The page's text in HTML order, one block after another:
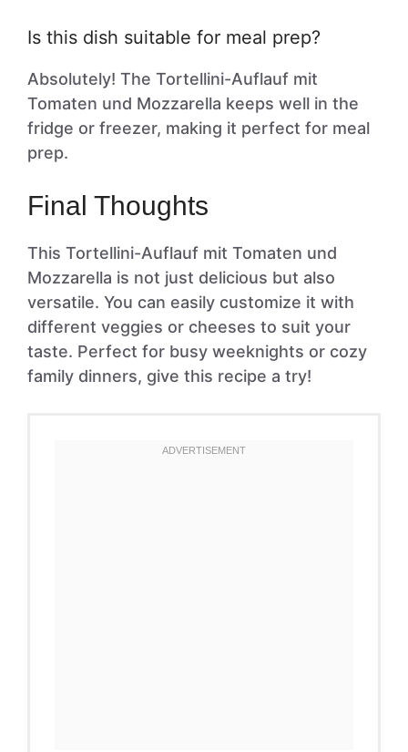
Is this dish suitable for meal prep?
Absolutely! The Tortellini-Auflauf mit
Tomaten und Mozzarella keeps well in the
fridge or freezer, making it perfect for meal
prep.
Final Thoughts
This Tortellini-Auflauf mit Tomaten und
Mozzarella is not just delicious but also
versatile. You can easily customize it with
different veggies or cheeses to suit your
taste. Perfect for busy weeknights or cozy
family dinners, give this recipe a try!